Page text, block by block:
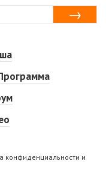
конфиденциальности и